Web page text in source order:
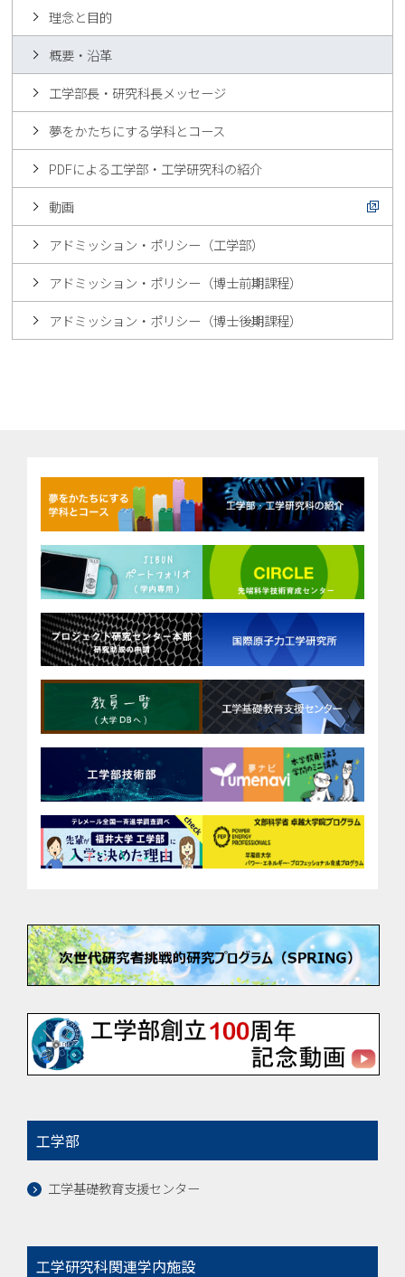
理念と目的
概要・沿革
工学部長・研究科長メッセージ
夢をかたちにする学科とコース
PDFによる工学部・工学研究科の紹介
動画
アドミッション・ポリシー（工学部）
アドミッション・ポリシー（博士前期課程）
アドミッション・ポリシー（博士後期課程）
工学部
工学基礎教育支援センター
工学研究科関連学内施設